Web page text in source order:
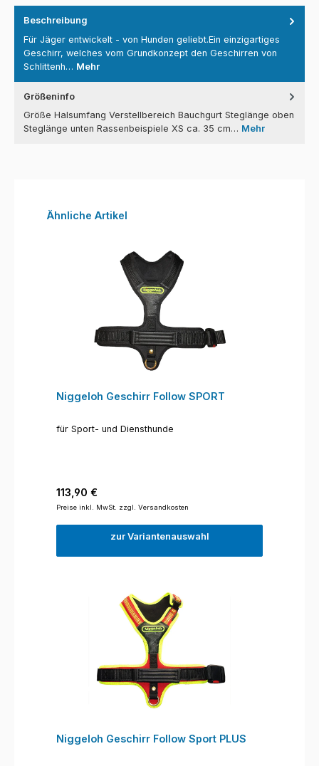
Beschreibung
Für Jäger entwickelt - von Hunden geliebt.Ein einzigartiges
Geschirr, welches vom Grundkonzept den Geschirren von
Schlittenh… Mehr
Größeninfo
Größe Halsumfang Verstellbereich Bauchgurt Steglänge oben
Steglänge unten Rassenbeispiele XS ca. 35 cm… Mehr
Produktgalerie überspringen
Ähnliche Artikel
Niggeloh Geschirr Follow SPORT
für Sport- und Diensthunde
Regulärer Preis:
113,90 €
Preise inkl. MwSt. zzgl. Versandkosten
zur Variantenauswahl
Niggeloh Geschirr Follow Sport PLUS